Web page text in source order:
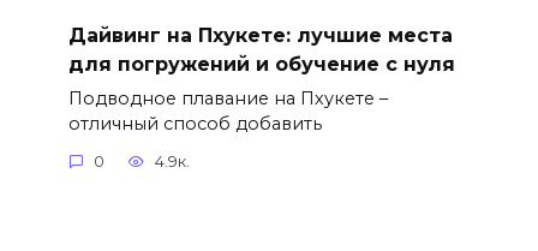
Дайвинг на Пхукете: лучшие места
для погружений и обучение с нуля
Подводное плавание на Пхукете –
отличный способ добавить
0 4.9к.